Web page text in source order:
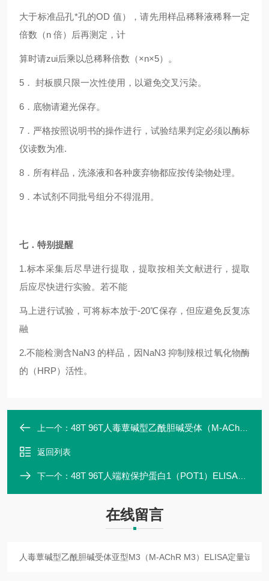
大于标准品孔*孔的OD 值），请先用样品稀释液稀释一定
倍数（n 倍）后再测定，计
算时请zui后乘以总稀释倍数（×n×5）。
5 ． 封板膜只限一次性使用，以避免交叉污染。
6 ．底物请避光保存。
7 ．严格按照说明书的操作进行，试验结果判定必须以酶标
仪读数为准.
8 ．所有样品，洗涤液和各种废弃物都应按传染物处理。
9 ．本试剂不同批号组分不得混用。
七．特别提醒
1.标本采集后尽早进行提取，提取按相关文献进行，提取
后应尽快进行实验。若不能
马上进行试验，可将标本放于-20℃保存，但应避免反复冻
融
2.不能检测含NaN3 的样品，因NaN3 抑制辣根过氧化物酶
的（HRP）活性。
上一个： 48T 96T人毒蕈碱型乙酰胆碱受体（M-AChR）ELISA定量试剂盒优质厂家
返回列表
下一个： 48T 96T人端粒保护蛋白1（POT1）ELISA定量试剂盒高灵敏
在线留言